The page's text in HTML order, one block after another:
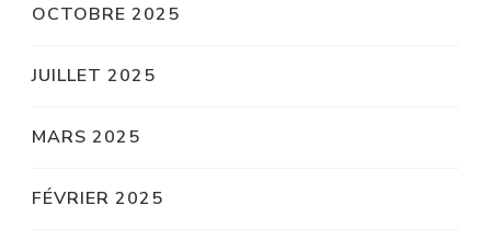
OCTOBRE 2025
JUILLET 2025
MARS 2025
FÉVRIER 2025